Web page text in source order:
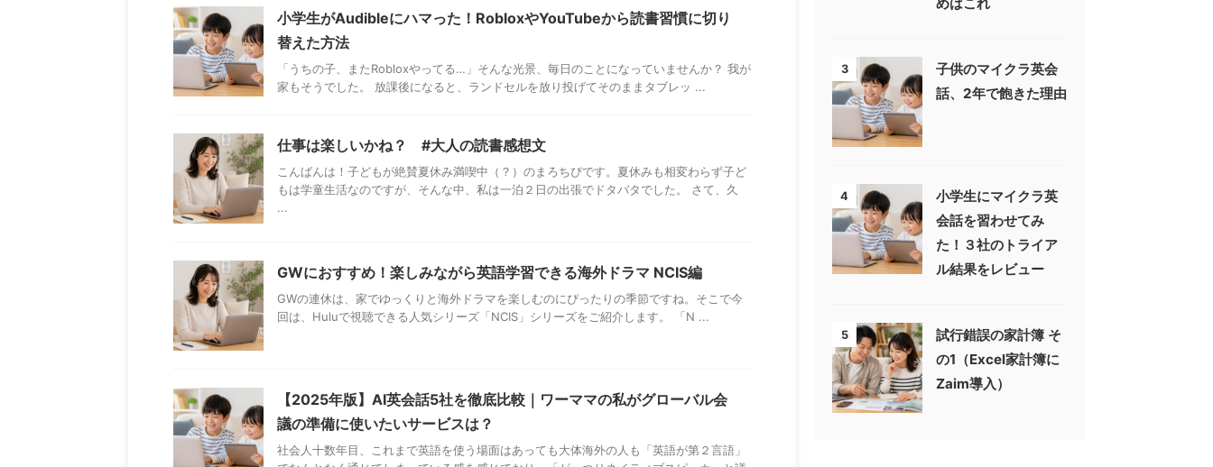
小学生がAudibleにハマった！RobloxやYouTubeから読書習慣に切り
替えた方法
「うちの子、またRobloxやってる…」そんな光景、毎日のことになっていませんか？ 我が
家もそうでした。 放課後になると、ランドセルを放り投げてそのままタブレッ ...
仕事は楽しいかね？ #大人の読書感想文
こんばんは！子どもが絶賛夏休み満喫中（？）のまろちぴです。夏休みも相変わらず子ど
もは学童生活なのですが、そんな中、私は一泊２日の出張でドタバタでした。 さて、久
...
GWにおすすめ！楽しみながら英語学習できる海外ドラマ NCIS編
GWの連休は、家でゆっくりと海外ドラマを楽しむのにぴったりの季節ですね。そこで今
回は、Huluで視聴できる人気シリーズ「NCIS」シリーズをご紹介します。 「N ...
【2025年版】AI英会話5社を徹底比較｜ワーママの私がグローバル会
議の準備に使いたいサービスは？
社会人十数年目、これまで英語を使う場面はあっても大体海外の人も「英語が第２言語」
3
子供のマイクラ英会
話、2年で飽きた理由
4
小学生にマイクラ英
会話を習わせてみ
た！３社のトライア
ル結果をレビュー
5
試行錯誤の家計簿 そ
の1（Excel家計簿に
Zaim導入）